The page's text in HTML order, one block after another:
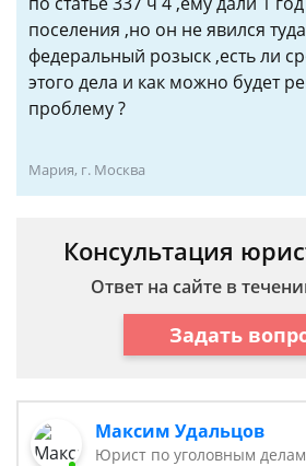
поселения ,но он не явился
федеральный розыск ,есть ли
этого дела и как можно будет
проблему ?
Мария, г. Москва
Консультация
Ответ на сайте в
Задать
Максим Удальцов
Юрист по уголовным делам